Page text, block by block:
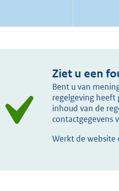
Ziet u een
Bent u van
regelgeving heeft
inhoud van de
contactgegevens
Werkt de website